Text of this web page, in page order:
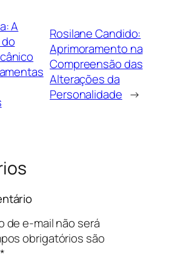
A
Rosilane Candido:
Aprimoramento na
Compreensão das
Alterações da
Personalidade →
de e-mail não será
obrigatórios são
*